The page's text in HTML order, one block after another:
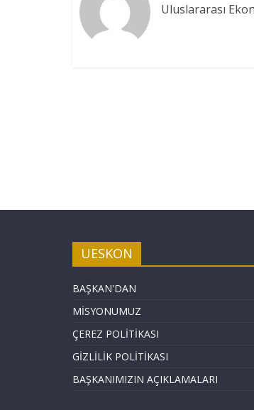
Uluslararası
UESKON
BAŞKAN'DAN
MİSYONUMUZ
ÇEREZ POLİTİKASI
GİZLİLİK POLİTİKASI
BAŞKANIMIZIN AÇIKLAMALARI